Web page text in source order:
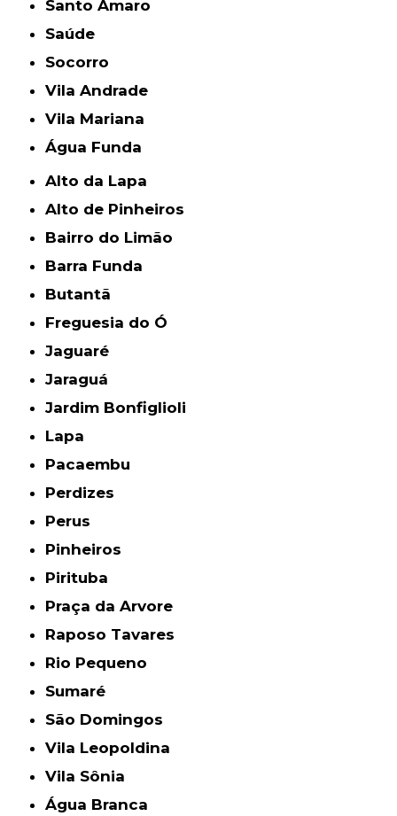
Santo Amaro
Saúde
Socorro
Vila Andrade
Vila Mariana
Água Funda
Alto da Lapa
Alto de Pinheiros
Bairro do Limão
Barra Funda
Butantã
Freguesia do Ó
Jaguaré
Jaraguá
Jardim Bonfiglioli
Lapa
Pacaembu
Perdizes
Perus
Pinheiros
Pirituba
Praça da Arvore
Raposo Tavares
Rio Pequeno
Sumaré
São Domingos
Vila Leopoldina
Vila Sônia
Água Branca